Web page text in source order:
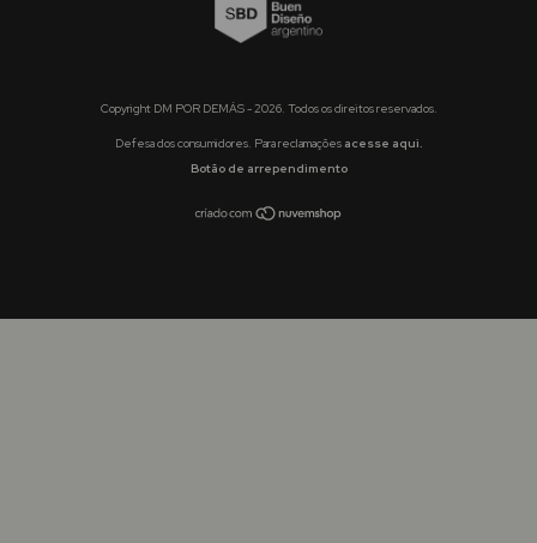
Copyright DM POR DEMÁS - 2026. Todos os direitos reservados.
Defesa dos consumidores. Para reclamações acesse aqui.
Botão de arrependimento